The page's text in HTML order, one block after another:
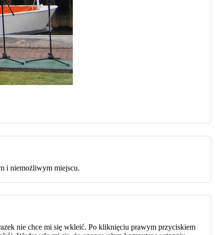
i niemożliwym miejscu.
nie chce mi się wkleić. Po kliknięciu prawym przyciskiem